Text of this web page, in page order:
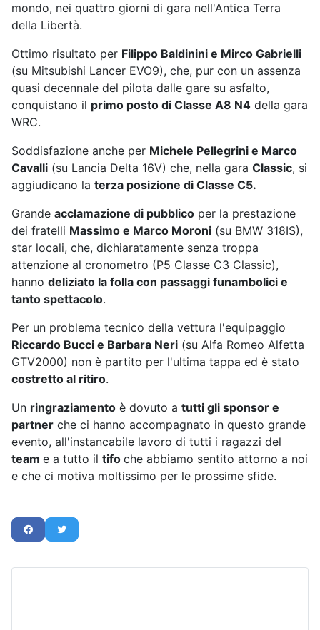
mondo, nei quattro giorni di gara nell'Antica Terra
della Libertà.
Ottimo risultato per Filippo Baldinini e Mirco Gabrielli
(su Mitsubishi Lancer EVO9), che, pur con un assenza
quasi decennale del pilota dalle gare su asfalto,
conquistano il primo posto di Classe A8 N4 della gara
WRC.
Soddisfazione anche per Michele Pellegrini e Marco
Cavalli (su Lancia Delta 16V) che, nella gara Classic, si
aggiudicano la terza posizione di Classe C5.
Grande acclamazione di pubblico per la prestazione
dei fratelli Massimo e Marco Moroni (su BMW 318IS),
star locali, che, dichiaratamente senza troppa
attenzione al cronometro (P5 Classe C3 Classic),
hanno deliziato la folla con passaggi funambolici e
tanto spettacolo.
Per un problema tecnico della vettura l'equipaggio
Riccardo Bucci e Barbara Neri (su Alfa Romeo Alfetta
GTV2000) non è partito per l'ultima tappa ed è stato
costretto al ritiro.
Un ringraziamento è dovuto a tutti gli sponsor e
partner che ci hanno accompagnato in questo grande
evento, all'instancabile lavoro di tutti i ragazzi del
team e a tutto il tifo che abbiamo sentito attorno a noi
e che ci motiva moltissimo per le prossime sfide.